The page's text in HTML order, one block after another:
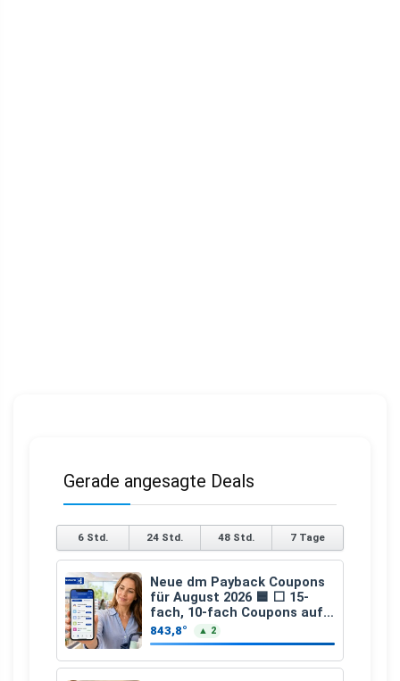
Gerade angesagte Deals
6 Std. 24 Std. 48 Std. 7 Tage
Neue dm Payback Coupons
für August 2026 🟦 ⬜ 15-
fach, 10-fach Coupons auf
den gesamten Einkauf ab 2
€
843,8° ▲ 2